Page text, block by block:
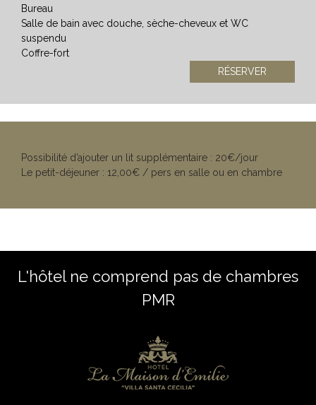
Bureau
Salle de bain avec douche, sèche-cheveux et WC
suspendu
Coffre-fort
RÉSERVER
Possibilité d’ajouter un lit supplémentaire : 20€/jour
Le petit-déjeuner : 12,00€ / pers en salle ou en chambre
L'hôtel ne comprend pas de chambres
PMR